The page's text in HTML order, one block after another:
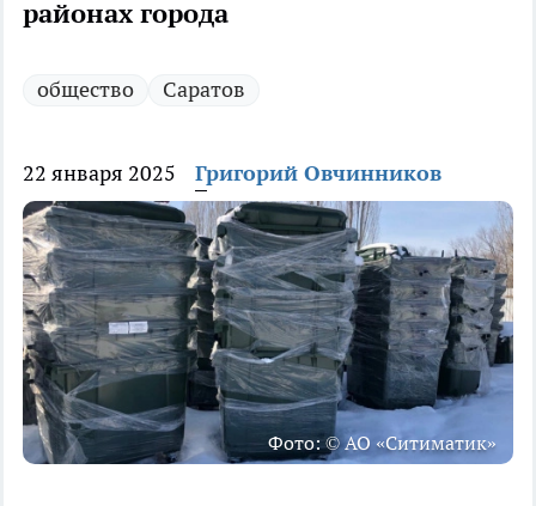
районах города
общество Саратов
22 января 2025 Григорий Овчинников
Фото: © АО «Ситиматик»